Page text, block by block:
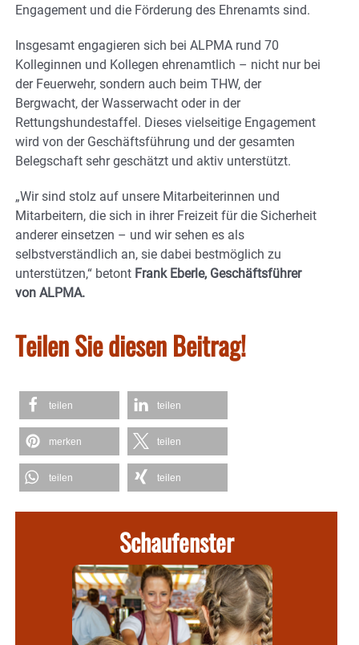
Engagement und die Förderung des Ehrenamts sind.
Insgesamt engagieren sich bei ALPMA rund 70
Kolleginnen und Kollegen ehrenamtlich – nicht nur bei
der Feuerwehr, sondern auch beim THW, der
Bergwacht, der Wasserwacht oder in der
Rettungshundestaffel. Dieses vielseitige Engagement
wird von der Geschäftsführung und der gesamten
Belegschaft sehr geschätzt und aktiv unterstützt.
„Wir sind stolz auf unsere Mitarbeiterinnen und
Mitarbeitern, die sich in ihrer Freizeit für die Sicherheit
anderer einsetzen – und wir sehen es als
selbstverständlich an, sie dabei bestmöglich zu
unterstützen,“ betont Frank Eberle, Geschäftsführer
von ALPMA.
Teilen Sie diesen Beitrag!
teilen teilen
merken teilen
teilen teilen
Schaufenster